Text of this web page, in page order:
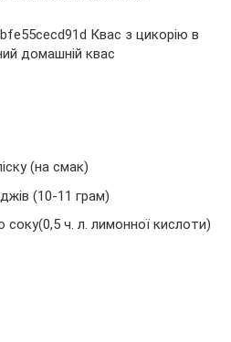
(на смак)
(10-11 грам)
соку(0,5 ч. л. лимонної кислоти)